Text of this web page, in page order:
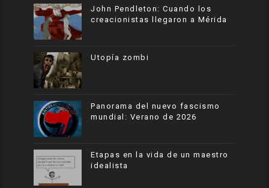
John Pendleton: Cuando los
creacionistas llegaron a Mérida
Utopía zombi
Panorama del nuevo fascismo
mundial: Verano de 2026
Etapas en la vida de un maestro
idealista